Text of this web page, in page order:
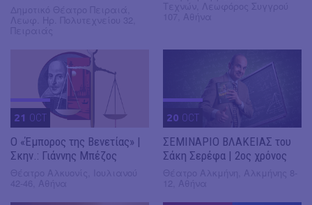
21 OCT
Ο «Έμπορος της Βενετίας» |
Σκην.: Γιάννης Μπέζος
20 OCT
ΣΕΜΙΝΑΡΙΟ ΒΛΑΚΕΙΑΣ του
Σάκη Σερέφα | 2ος χρόνος